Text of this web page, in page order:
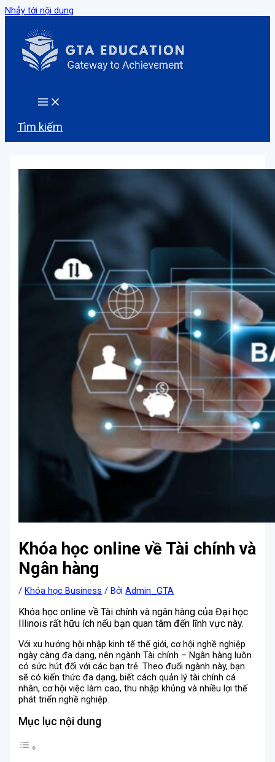
Nhảy tới nội dung
Tìm kiếm
Khóa học online về Tài chính và
Ngân hàng
/Khóa học Business / BởiAdmin_GTA
Khóa học online về Tài chính và ngân hàng của Đại học
Illinois rất hữu ích nếu bạn quan tâm đến lĩnh vực này.
Với xu hướng hội nhập kinh tế thế giới, cơ hội nghề nghiệp
ngày càng đa dạng, nên ngành Tài chính – Ngân hàng luôn
có sức hút đối với các bạn trẻ. Theo đuổi ngành này, bạn
sẽ có kiến thức đa dạng, biết cách quản lý tài chính cá
nhân, cơ hội việc làm cao, thu nhập khủng và nhiều lợi thế
phát triển nghề nghiệp.
Mục lục nội dung